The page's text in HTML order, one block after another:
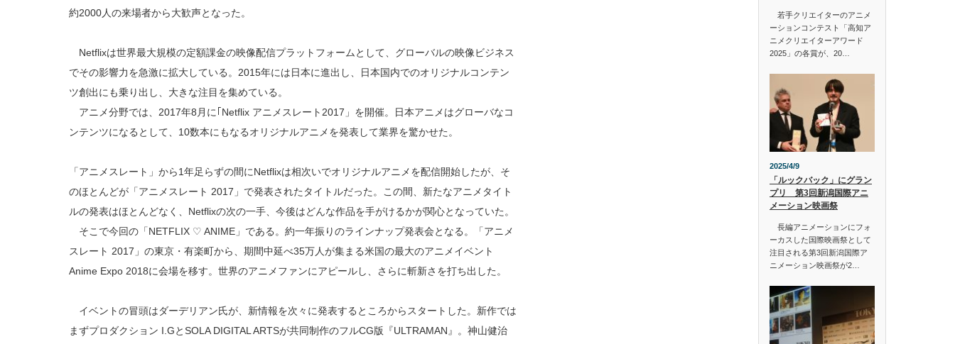
約2000人の来場者から大歓声となった。
Netflixは世界最大規模の定額課金の映像配信プラットフォームとして、グローバルの映像ビジネス
でその影響力を急激に拡大している。2015年には日本に進出し、日本国内でのオリジナルコンテン
ツ創出にも乗り出し、大きな注目を集めている。
アニメ分野では、2017年8月に｢Netflix アニメスレート2017」を開催。日本アニメはグローバなコ
ンテンツになるとして、10数本にもなるオリジナルアニメを発表して業界を驚かせた。
「アニメスレート」から1年足らずの間にNetflixは相次いでオリジナルアニメを配信開始したが、そ
のほとんどが「アニメスレート 2017」で発表されたタイトルだった。この間、新たなアニメタイト
ルの発表はほとんどなく、Netflixの次の一手、今後はどんな作品を手がけるかが関心となっていた。
そこで今回の「NETFLIX ♡ ANIME」である。約一年振りのラインナップ発表会となる。「アニメ
スレート 2017」の東京・有楽町から、期間中延べ35万人が集まる米国の最大のアニメイベント
Anime Expo 2018に会場を移す。世界のアニメファンにアピールし、さらに斬新さを打ち出した。
イベントの冒頭はダーデリアン氏が、新情報を次々に発表するところからスタートした。新作では
まずプロダクション I.GとSOLA DIGITAL ARTSが共同制作のフルCG版『ULTRAMAN』。神山健治
若手クリエイターのアニメ
ーションコンテスト「高知ア
ニメクリエイターアワード
2025」の各賞が、20…
2025/4/9
「ルックバック」にグラン
プリ 第3回新潟国際アニ
メーション映画祭
長編アニメーションにフォ
ーカスした国際映画祭として
注目される第3回新潟国際ア
ニメーション映画祭が2…